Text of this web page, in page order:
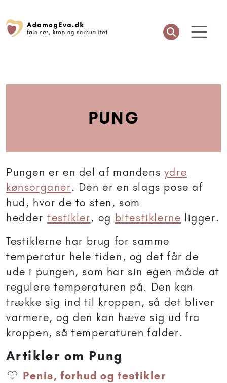
PUNG
Pungen er en del af mandens ydre
kønsorganer. Den er en slags pose af
hud, hvor de to sten, som
heddertestikler, og bitestiklerne ligger.
Testiklerne har brug for samme
temperatur hele tiden, og det får de
ude i pungen, som har sin egen måde at
regulere temperaturen på. Den kan
trække sig ind til kroppen, så det bliver
varmere, og den kan hæve sig ud fra
kroppen, så temperaturen falder.
Artikler om Pung
Penis, forhud og testikler